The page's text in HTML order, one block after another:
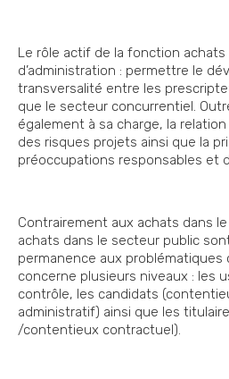
Le rôle actif de la fonction achats
d’administration : permettre le
transversalité entre les
que le secteur concurrentiel.
également à sa charge, la
des risques projets ainsi que la
préoccupations responsables et
Contrairement aux achats dans
achats dans le secteur public
permanence aux problématiques
concerne plusieurs niveaux : les
contrôle, les candidats
administratif) ainsi que les
/contentieux contractuel).